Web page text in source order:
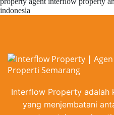
Interflow Property
yang menjembatani